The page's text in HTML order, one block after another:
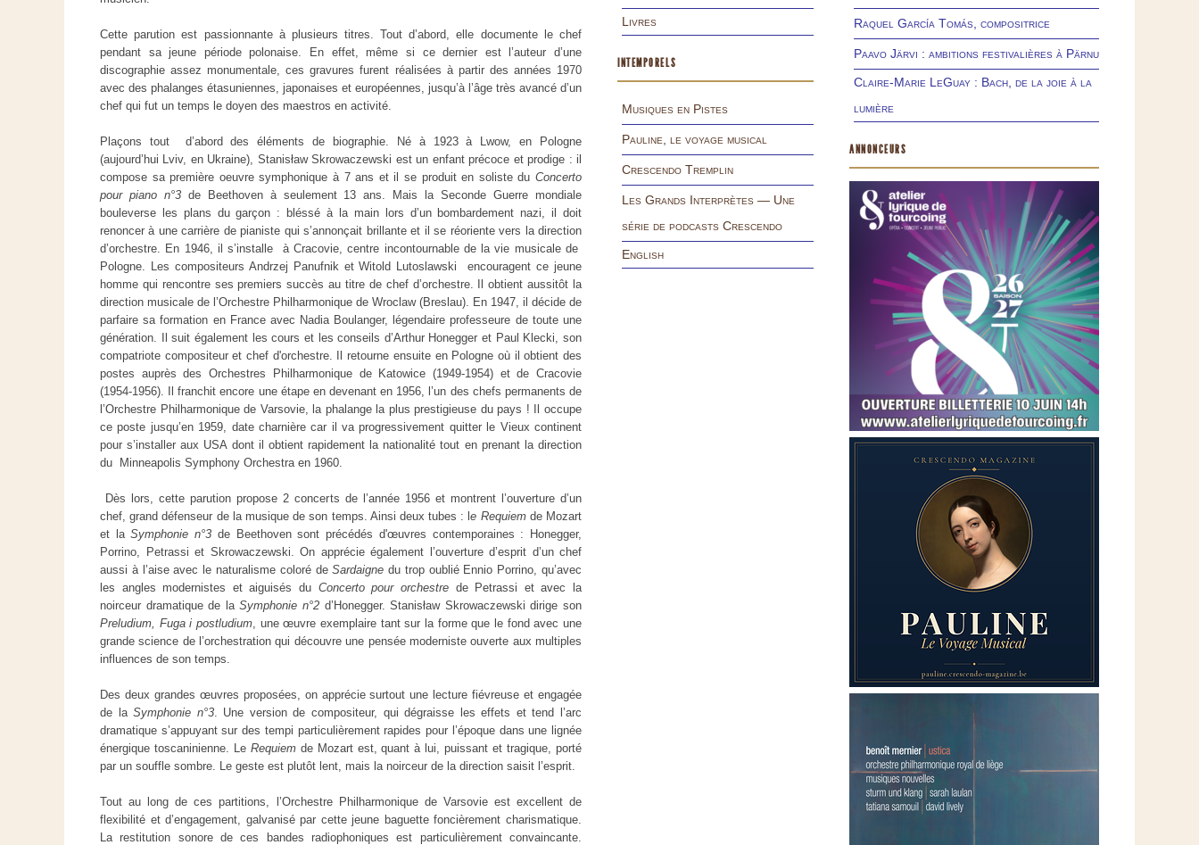
Cette parution est passionnante à plusieurs titres. Tout d’abord, elle documente le chef
pendant sa jeune période polonaise. En effet, même si ce dernier est l’auteur d’une
discographie assez monumentale, ces gravures furent réalisées à partir des années 1970
avec des phalanges étasuniennes, japonaises et européennes, jusqu’à l’âge très avancé d’un
chef qui fut un temps le doyen des maestros en activité.
Plaçons tout d’abord des éléments de biographie. Né à 1923 à Lwow, en Pologne
(aujourd’hui Lviv, en Ukraine), Stanisław Skrowaczewski est un enfant précoce et prodige : il
compose sa première oeuvre symphonique à 7 ans et il se produit en soliste du Concerto
pour piano n°3de Beethoven à seulement 13 ans. Mais la Seconde Guerre mondiale
bouleverse les plans du garçon : bléssé à la main lors d’un bombardement nazi, il doit
renoncer à une carrière de pianiste qui s’annonçait brillante et il se réoriente vers la direction
d’orchestre. En 1946, il s’installe à Cracovie, centre incontournable de la vie musicale de
Pologne. Les compositeurs Andrzej Panufnik et Witold Lutoslawski encouragent ce jeune
homme qui rencontre ses premiers succès au titre de chef d’orchestre. Il obtient aussitôt la
direction musicale de l’Orchestre Philharmonique de Wroclaw (Breslau). En 1947, il décide de
parfaire sa formation en France avec Nadia Boulanger, légendaire professeure de toute une
génération. Il suit également les cours et les conseils d’Arthur Honegger et Paul Klecki, son
compatriote compositeur et chef d'orchestre. Il retourne ensuite en Pologne où il obtient des
postes auprès des Orchestres Philharmonique de Katowice (1949-1954) et de Cracovie
(1954-1956). Il franchit encore une étape en devenant en 1956, l’un des chefs permanents de
l’Orchestre Philharmonique de Varsovie, la phalange la plus prestigieuse du pays ! Il occupe
ce poste jusqu’en 1959, date charnière car il va progressivement quitter le Vieux continent
pour s’installer aux USA dont il obtient rapidement la nationalité tout en prenant la direction
du Minneapolis Symphony Orchestra en 1960.
Dès lors, cette parution propose 2 concerts de l’année 1956 et montrent l’ouverture d’un
chef, grand défenseur de la musique de son temps. Ainsi deux tubes : le Requiemde Mozart
et laSymphonie n°3 de Beethoven sont précédés d'œuvres contemporaines : Honegger,
Porrino, Petrassi et Skrowaczewski. On apprécie également l’ouverture d’esprit d’un chef
aussi à l’aise avec le naturalisme coloré deSardaigne du trop oublié Ennio Porrino, qu’avec
les angles modernistes et aiguisés du Concerto pour orchestrede Petrassi et avec la
noirceur dramatique de laSymphonie n°2 d’Honegger. Stanisław Skrowaczewski dirige son
Preludium, Fuga i postludium, une œuvre exemplaire tant sur la forme que le fond avec une
grande science de l’orchestration qui découvre une pensée moderniste ouverte aux multiples
influences de son temps.
Des deux grandes œuvres proposées, on apprécie surtout une lecture fiévreuse et engagée
de laSymphonie n°3. Une version de compositeur, qui dégraisse les effets et tend l’arc
dramatique s’appuyant sur des tempi particulièrement rapides pour l’époque dans une lignée
énergique toscaninienne. LeRequiem de Mozart est, quant à lui, puissant et tragique, porté
par un souffle sombre. Le geste est plutôt lent, mais la noirceur de la direction saisit l’esprit.
Tout au long de ces partitions, l’Orchestre Philharmonique de Varsovie est excellent de
flexibilité et d’engagement, galvanisé par cette jeune baguette foncièrement charismatique.
La restitution sonore de ces bandes radiophoniques est particulièrement convaincante.
Livres
INTEMPORELS
Musiques en Pistes
Pauline, le voyage musical
Crescendo Tremplin
Les Grands Interprètes — Une
série de podcasts Crescendo
English
Raquel García Tomás, compositrice
Paavo Järvi : ambitions festivalières à Pärnu
Claire-Marie LeGuay : Bach, de la joie à la
lumière
ANNONCEURS